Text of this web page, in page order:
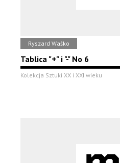
Ryszard Waśko
Tablica "+" i "-" No 6
Kolekcja Sztuki XX i XXI wieku